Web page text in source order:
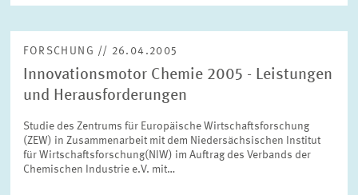
WISSENSCHAFTSPREIS
Monat
Bereiche
Bitte wählen
Themen
Bitte wählen
FORSCHUNG // 26.04.2005
Innovationsmotor Chemie 2005 - Leistungen
und Herausforderungen
Studie des Zentrums für Europäische Wirtschaftsforschung
(ZEW) in Zusammenarbeit mit dem Niedersächsischen Institut
für Wirtschaftsforschung(NIW) im Auftrag des Verbands der
Chemischen Industrie e.V. mit…